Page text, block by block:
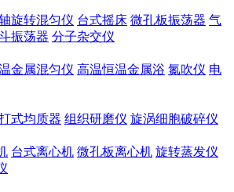
旋转混匀仪 台式摇床 微孔板振荡器 气
振荡器 分子杂交仪
金属混匀仪 高温恒温金属浴 氮吹仪 电
式均质器 组织研磨仪 旋涡细胞破碎仪
台式离心机 微孔板离心机 旋转蒸发仪